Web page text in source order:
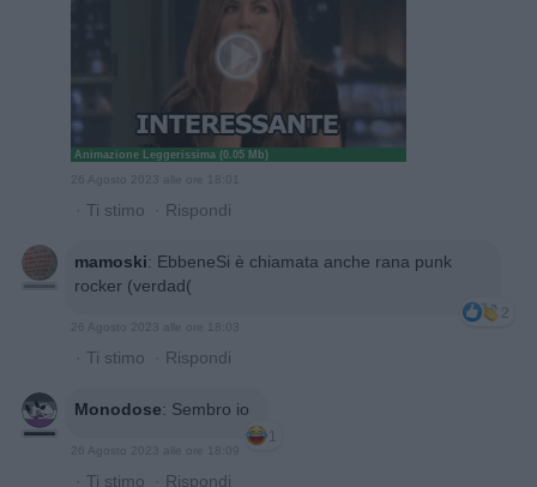
Animazione Leggerissima (0.05 Mb)
26 Agosto 2023 alle ore 18:01
· Ti stimo · Rispondi
mamoski: EbbeneSi è chiamata anche rana punk
rocker (verdad(
2
26 Agosto 2023 alle ore 18:03
· Ti stimo · Rispondi
Monodose: Sembro io
1
26 Agosto 2023 alle ore 18:09
· Ti stimo · Rispondi